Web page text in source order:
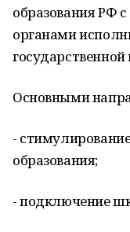
образования РФ
органами
Основными
-
образования;
- подключение